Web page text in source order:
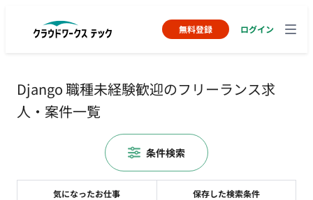
無料登録 ログイン
Django 職種未経験歓迎のフリーランス求
人・案件一覧
気になったお仕事 保存した検索条件
条件検索